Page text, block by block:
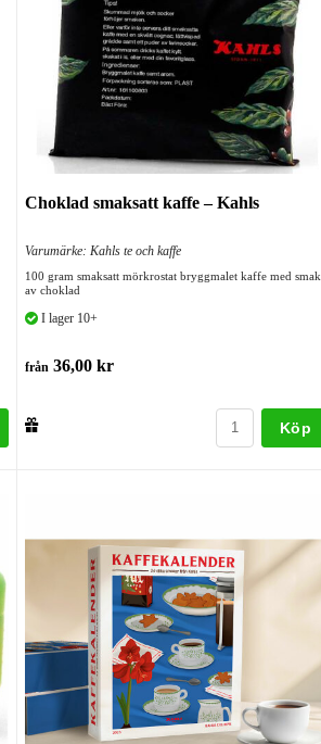
Choklad smaksatt kaffe – Kahls
Varumärke: Kahls te och kaffe
100 gram smaksatt mörkrostat bryggmalet kaffe med smak
av choklad
I lager 10+
från 36,00 kr
Köp